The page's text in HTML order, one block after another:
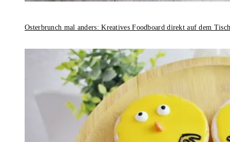
Osterbrunch mal anders: Kreatives Foodboard direkt auf dem